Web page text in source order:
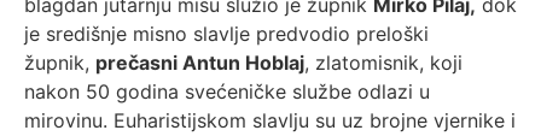
blagdan jutarnju misu služio je župnik Mirko Pilaj, dok
je središnje misno slavlje predvodio preloški
župnik, prečasni Antun Hoblaj, zlatomisnik, koji
nakon 50 godina svećeničke službe odlazi u
mirovinu. Euharistijskom slavlju su uz brojne vjernike i